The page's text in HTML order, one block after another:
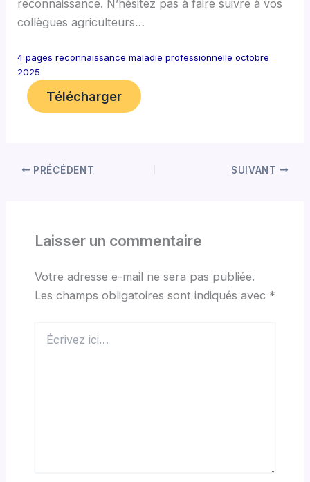
reconnaissance. N’hésitez pas à faire suivre à vos
collègues agriculteurs…
4 pages reconnaissance maladie professionnelle octobre
2025
Télécharger
PRÉCÉDENT SUIVANT
Laisser un commentaire
Votre adresse e-mail ne sera pas publiée.
Les champs obligatoires sont indiqués avec *
ici…